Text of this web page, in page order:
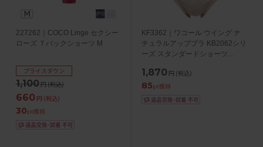
227262｜COCO Linge セクシー
ローズ Ｔバックショーツ M
1,100円(税込)
プライスダウン
660 円 (税込)
30pt獲得
KF3362｜ワコール ウイング ナ
チュラルアップブラ KB2062シリ
ーズ スタンダードショーツ
1,870 円 (税込)
85pt獲得